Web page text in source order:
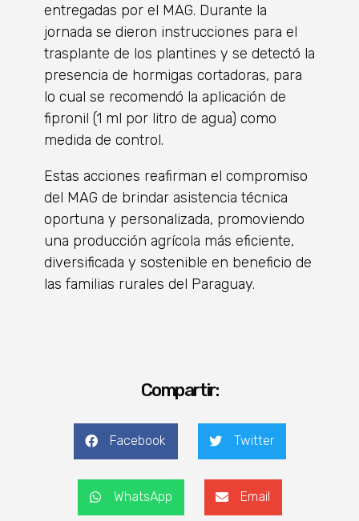
entregadas por el MAG. Durante la
jornada se dieron instrucciones para el
trasplante de los plantines y se detectó la
presencia de hormigas cortadoras, para
lo cual se recomendó la aplicación de
fipronil (1 ml por litro de agua) como
medida de control.
Estas acciones reafirman el compromiso
del MAG de brindar asistencia técnica
oportuna y personalizada, promoviendo
una producción agrícola más eficiente,
diversificada y sostenible en beneficio de
las familias rurales del Paraguay.
Compartir:
Facebook Twitter
WhatsApp Email